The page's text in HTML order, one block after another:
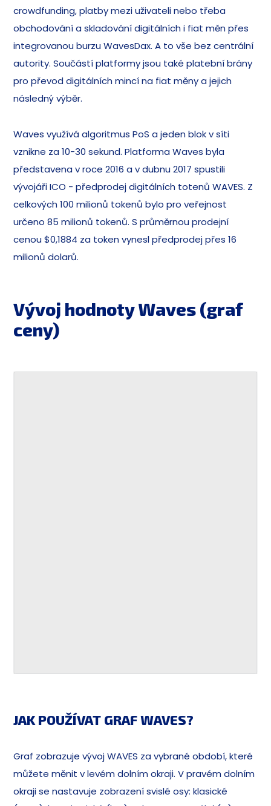
crowdfunding, platby mezi uživateli nebo třeba
obchodování a skladování digitálních i fiat měn přes
integrovanou burzu WavesDax. A to vše bez centrální
autority. Součástí platformy jsou také platební brány
pro převod digitálních mincí na fiat měny a jejich
následný výběr.
Waves využívá algoritmus PoS a jeden blok v síti
vznikne za 10-30 sekund. Platforma Waves byla
představena v roce 2016 a v dubnu 2017 spustili
vývojáři ICO - předprodej digitálních totenů WAVES. Z
celkových 100 milionů tokenů bylo pro veřejnost
určeno 85 milionů tokenů. S průměrnou prodejní
cenou $0,1884 za token vynesl předprodej přes 16
milionů dolarů.
Vývoj hodnoty Waves (graf
ceny)
JAK POUŽÍVAT GRAF WAVES?
Graf zobrazuje vývoj WAVES za vybrané období, které
můžete měnit v levém dolním okraji. V pravém dolním
okraji se nastavuje zobrazení svislé osy: klasické